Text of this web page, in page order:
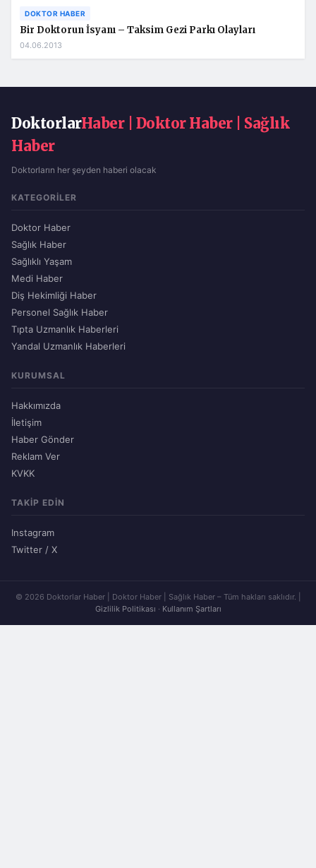
DOKTOR HABER
Bir Doktorun İsyanı – Taksim Gezi Parkı Olayları
04.06.2013
DoktorlarHaber | Doktor Haber | Sağlık
Haber
Doktorların her şeyden haberi olacak
KATEGORILER
Doktor Haber
Sağlık Haber
Sağlıklı Yaşam
Medi Haber
Diş Hekimliği Haber
Personel Sağlık Haber
Tıpta Uzmanlık Haberleri
Yandal Uzmanlık Haberleri
KURUMSAL
Hakkımızda
İletişim
Haber Gönder
Reklam Ver
KVKK
TAKIP EDIN
Instagram
Twitter / X
© 2026 Doktorlar Haber | Doktor Haber | Sağlık Haber – Tüm hakları saklıdır. |
Gizlilik Politikası · Kullanım Şartları